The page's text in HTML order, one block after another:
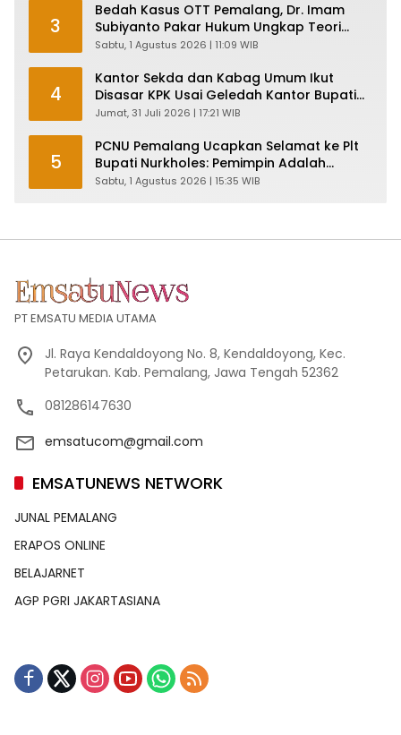
3
Bedah Kasus OTT Pemalang, Dr. Imam
Subiyanto Pakar Hukum Ungkap Teori
Penyertaan KPK
Sabtu, 1 Agustus 2026 | 11:09 WIB
4
Kantor Sekda dan Kabag Umum Ikut
Disasar KPK Usai Geledah Kantor Bupati
Pemalang
Jumat, 31 Juli 2026 | 17:21 WIB
5
PCNU Pemalang Ucapkan Selamat ke Plt
Bupati Nurkholes: Pemimpin Adalah
Pelayan Rakyat!
Sabtu, 1 Agustus 2026 | 15:35 WIB
PT EMSATU MEDIA UTAMA
Jl. Raya Kendaldoyong No. 8, Kendaldoyong, Kec.
Petarukan. Kab. Pemalang, Jawa Tengah 52362
081286147630
emsatucom@gmail.com
EMSATUNEWS NETWORK
JUNAL PEMALANG
ERAPOS ONLINE
BELAJARNET
AGP PGRI JAKARTASIANA